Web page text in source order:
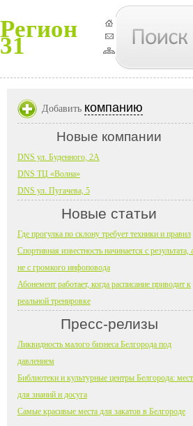
Регион
31
Добавить компанию
Новые компании
DNS ул. Буденного, 2А
DNS ТЦ «Волна»
DNS ул. Пугачева, 5
Новые статьи
Где прогулка по склону требует техники и правил
Спортивная известность начинается с результата,
не с громкого инфоповода
Абонемент работает, когда расписание приводит к
реальной тренировке
Пресс-релизы
Ликвидность малого бизнеса Белгорода под
давлением
Библиотеки и культурные центры Белгорода:
для знаний и досуга
Самые красивые места для закатов в Белгороде